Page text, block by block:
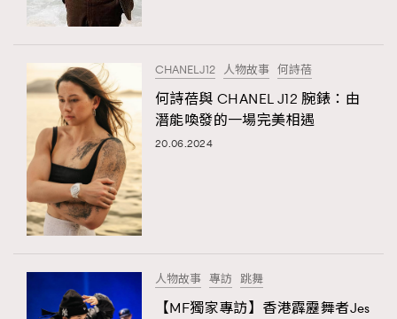
AFrenchMind
EmpowerF
FashionWeek
About us Collaboration Opportunity
Japan | Portugal | Spain
CHANELJ12 人物故事 何詩蓓
何詩蓓與 CHANEL J12 腕錶：由
潛能喚發的一場完美相遇
20.06.2024
人物故事 專訪 跳舞
【MF獨家專訪】香港霹靂舞者Jes